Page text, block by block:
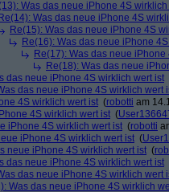
Was das neue iPhone 4S
Re(14): Was das neue iPhone 4S
Re(15): Was das neue iPhone 4S
Re(16): Was das neue iPhone
Re(17): Was das neue
Re(18): Was das neue
das neue iPhone 4S wirklich wert ist
das neue iPhone 4S wirklich wert
4S wirklich wert ist (robotti am
4S wirklich wert ist (
iPhone 4S wirklich wert ist (robotti
iPhone 4S wirklich wert ist (
neue iPhone 4S wirklich wert ist (
das neue iPhone 4S wirklich wert ist
das neue iPhone 4S wirklich wert
Was das neue iPhone 4S wirklich